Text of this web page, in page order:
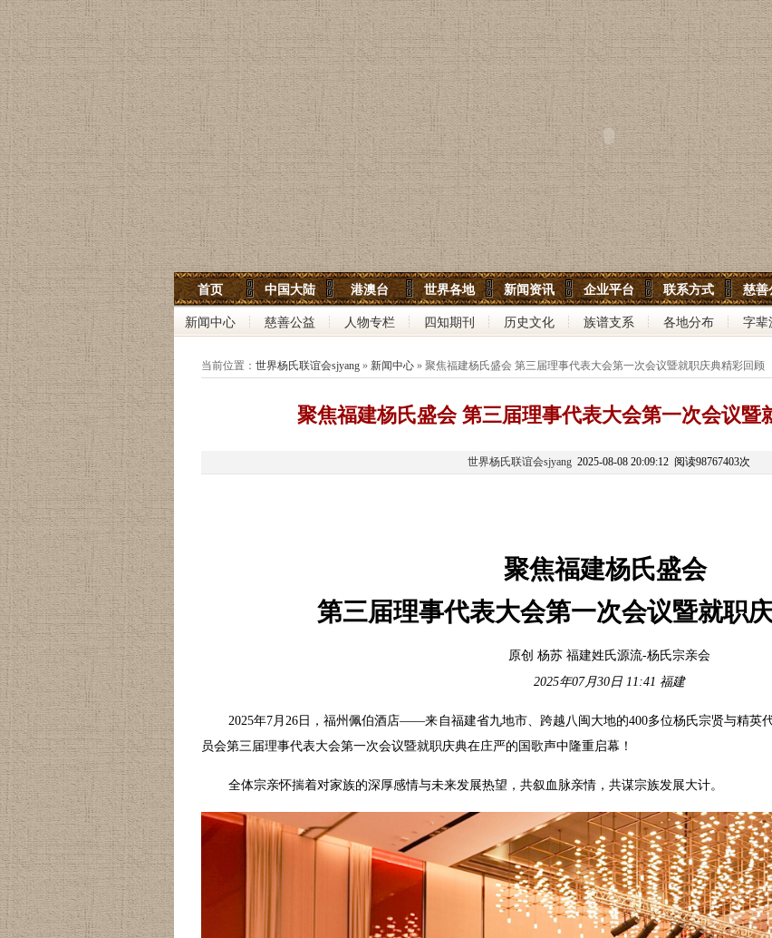
世界杨氏宗亲网
世界杨氏联谊会
中华杨氏大宗祠
首页 中国大陆 港澳台 世界各地 新闻资讯 企业平台 联系方式 慈善
新闻中心 慈善公益 人物专栏 四知期刊 历史文化 族谱支系 各地分布 字辈
当前位置： 世界杨氏联谊会sjyang » 新闻中心 » 聚焦福建杨氏盛会 第三届理事代表大会第一次会议暨就职庆典精彩回顾
聚焦福建杨氏盛会 第三届理事代表大会第一次会议暨
世界杨氏联谊会sjyang 2025-08-08 20:09:12 阅读98767403次
聚焦福建杨氏盛会
第三届理事代表大会第一次会议暨就职
原创 杨苏 福建姓氏源流-杨氏宗亲会
2025年07月30日 11:41 福建
2025年7月26日，福州佩伯酒店——来自福建省九地市、跨越八闽大地的400多位杨氏宗贤与精英
员会第三届理事代表大会第一次会议暨就职庆典在庄严的国歌声中隆重启幕！
全体宗亲怀揣着对家族的深厚感情与未来发展热望，共叙血脉亲情，共谋宗族发展大计。